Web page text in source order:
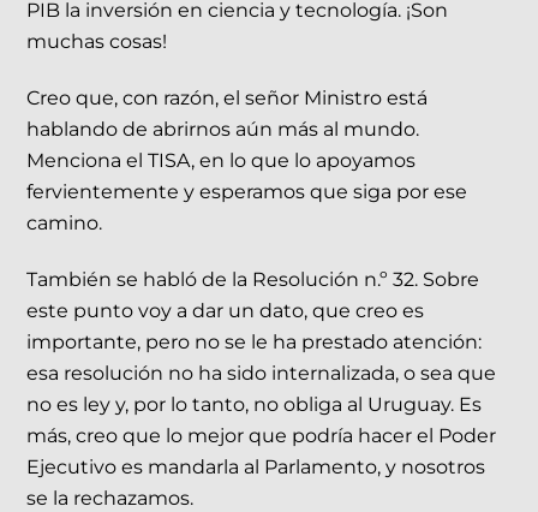
PIB la inversión en ciencia y tecnología. ¡Son
muchas cosas!
Creo que, con razón, el señor Ministro está
hablando de abrirnos aún más al mundo.
Menciona el TISA, en lo que lo apoyamos
fervientemente y esperamos que siga por ese
camino.
También se habló de la Resolución n.º 32. Sobre
este punto voy a dar un dato, que creo es
importante, pero no se le ha prestado atención:
esa resolución no ha sido internalizada, o sea que
no es ley y, por lo tanto, no obliga al Uruguay. Es
más, creo que lo mejor que podría hacer el Poder
Ejecutivo es mandarla al Parlamento, y nosotros
se la rechazamos.